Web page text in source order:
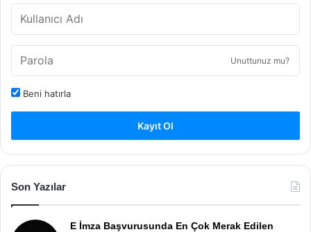
Unuttunuz mu?
Beni hatırla
Kayıt Ol
Son Yazılar
E İmza Başvurusunda En Çok Merak Edilen